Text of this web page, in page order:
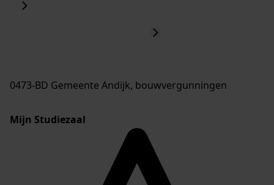
0473-BD Gemeente Andijk, bouwvergunningen
Mijn Studiezaal